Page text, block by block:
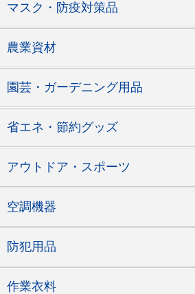
マスク・防疫対策品
農業資材
園芸・ガーデニング用品
省エネ・節約グッズ
アウトドア・スポーツ
空調機器
防犯用品
作業衣料